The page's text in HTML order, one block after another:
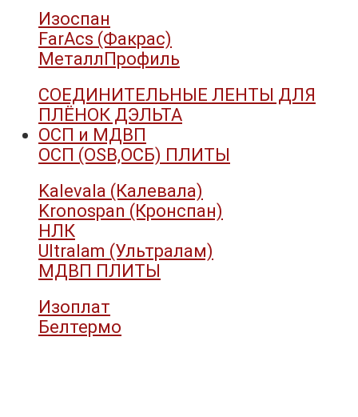
Изоспан
FarAcs (Факрас)
МеталлПрофиль
СОЕДИНИТЕЛЬНЫЕ ЛЕНТЫ ДЛЯ
ПЛЁНОК ДЭЛЬТА
ОСП и МДВП
ОСП (OSB,ОСБ) ПЛИТЫ
Kalevala (Калевала)
Kronospan (Кронспан)
НЛК
Ultralam (Ультралам)
МДВП ПЛИТЫ
Изоплат
Белтермо